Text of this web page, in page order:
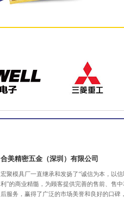
合美精密五金（深圳）有限公司
宏聚模具厂一直继承和发扬了“诚信为本，以信
利”的商业精髓，为顾客提供完善的售前、售
后服务，赢得了广泛的市场美誉和良好的口碑